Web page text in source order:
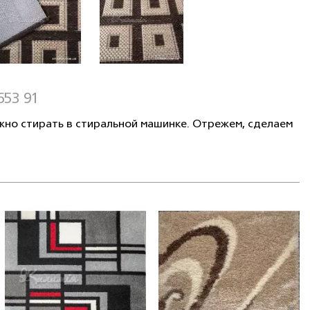
91
стирать в стиральной машинке. Отрежем, сделаем